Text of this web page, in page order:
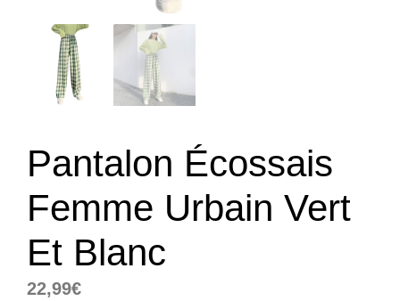
Pantalon Écossais
Femme Urbain Vert
Et Blanc
22,99€